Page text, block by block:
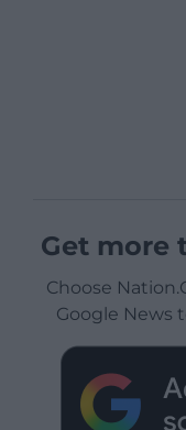
Get more
Choose
Google News